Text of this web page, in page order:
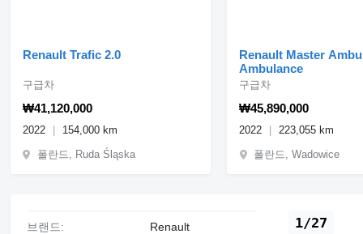
Renault Trafic 2.0
₩41,120,000
구급차
2022
154,000 km
폴란드, Ruda Śląska
Renault Master
Ambulance
₩45,890,000
구급차
2022
223,055 km
폴란드, Wadowice
1/27
브랜드: Renault